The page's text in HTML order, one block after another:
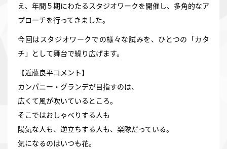
え、年間５期にわたるスタジオワークを開催し、多角的なア
プローチを行ってきました。
今回はスタジオワークでの様々な試みを、ひとつの「カタ
チ」として舞台で繰り広げます。
【近藤良平コメント】
カンパニー・グランデが目指すのは、
広くて風が吹いているところ。
そこではおしゃべりする人も
陽気な人も、逆立ちする人も、楽隊だっている。
気になるのはいつも花。